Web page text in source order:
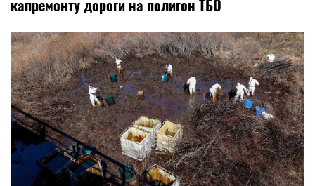
капремонту дороги на полигон ТБО